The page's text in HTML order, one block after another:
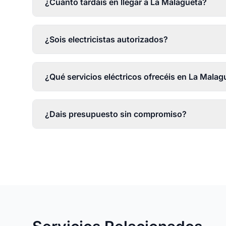
¿Cuánto tardáis en llegar a La Malagueta?
¿Sois electricistas autorizados?
¿Qué servicios eléctricos ofrecéis en La
¿Dais presupuesto sin compromiso?